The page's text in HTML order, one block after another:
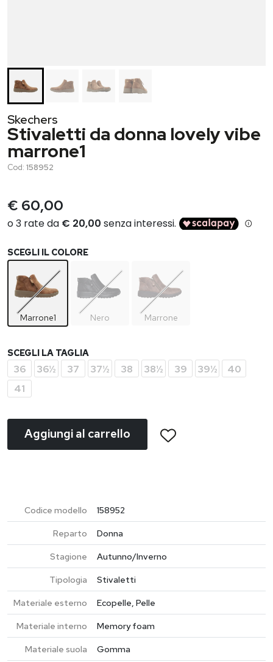
Skechers
Stivaletti da donna lovely vibe
marrone1
Cod: 158952
€ 60,00
SCEGLI IL COLORE
Marrone1 Nero Marrone
SCEGLI LA TAGLIA
36 36½ 37 37½ 38 38½ 39 39½
40
41
Aggiungi al carrello
Codice modello
158952
Reparto
Donna
Stagione
Autunno/Inverno
Tipologia
Stivaletti
Materiale esterno
Ecopelle, Pelle
Materiale interno
Memory foam
Materiale suola
Gomma